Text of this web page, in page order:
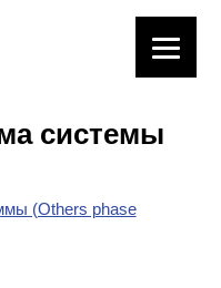
системы
(Others phase